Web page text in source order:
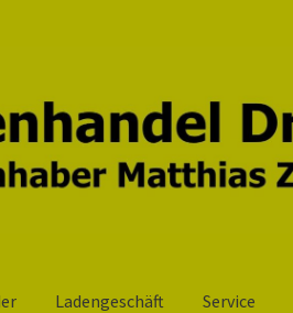
Ladengeschäft Service